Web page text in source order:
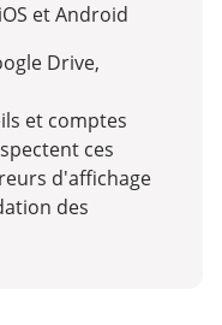
iOS et Android
Drive,
et comptes
ces
d'affichage
des